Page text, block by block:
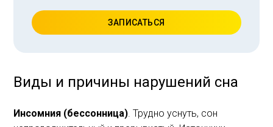
ЗАПИСАТЬСЯ
Виды и причины нарушений сна
Инсомния (бессонница). Трудно уснуть, сон